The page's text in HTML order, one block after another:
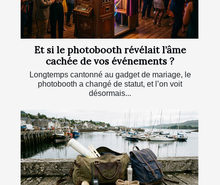
Et si le photobooth révélait l’âme
cachée de vos événements ?
Longtemps cantonné au gadget de mariage, le
photobooth a changé de statut, et l’on voit
désormais...